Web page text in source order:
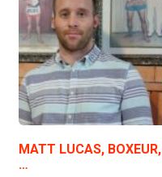
MATT LUCAS, BOXEUR,
…